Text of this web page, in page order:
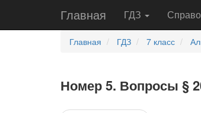
Главная ГДЗ
Главная ГДЗ 7 класс
Номер 5. Вопросы §